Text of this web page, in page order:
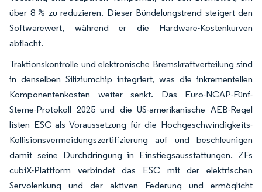
über 8 % zu reduzieren. Dieser Bündelungstrend steigert den
Softwarewert, während er die Hardware-Kostenkurven
abflacht.
Traktionskontrolle und elektronische Bremskraftverteilung sind
in denselben Siliziumchip integriert, was die inkrementellen
Komponentenkosten weiter senkt. Das Euro-NCAP-Fünf-
Sterne-Protokoll 2025 und die US-amerikanische AEB-Regel
listen ESC als Voraussetzung für die Hochgeschwindigkeits-
Kollisionsvermeidungszertifizierung auf und beschleunigen
damit seine Durchdringung in Einstiegsausstattungen. ZFs
cubiX-Plattform verbindet das ESC mit der elektrischen
Servolenkung und der aktiven Federung und ermöglicht